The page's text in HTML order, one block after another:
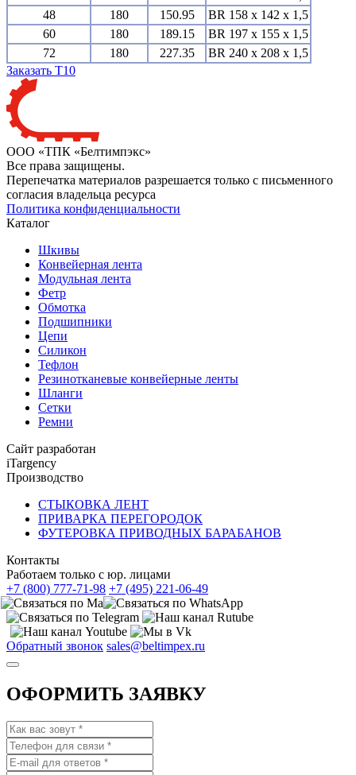
48
180 150.95
BR 158 x 142 x 1,5
60
180 189.15
BR 197 x 155 x 1,5
72
180 227.35
BR 240 x 208 x 1,5
Заказать T10
ООО «ТПК «Белтимпэкс»
Все права защищены.
Перепечатка материалов разрешается только с письменного
согласия владельца ресурса
Политика конфиденциальности
Каталог
Шкивы
Конвейерная лента
Модульная лента
Фетр
Обмотка
Подшипники
Цепи
Силикон
Тефлон
Резинотканевые конвейерные ленты
Шланги
Сетки
Ремни
Сайт разработан
iTargency
Производство
СТЫКОВКА ЛЕНТ
ПРИВАРКА ПЕРЕГОРОДОК
ФУТЕРОВКА ПРИВОДНЫХ БАРАБАНОВ
Контакты
Работаем только с юр. лицами
+7 (800) 777-71-98 +7 (495) 221-06-49
Обратный звонок sales@beltimpex.ru
ОФОРМИТЬ ЗАЯВКУ